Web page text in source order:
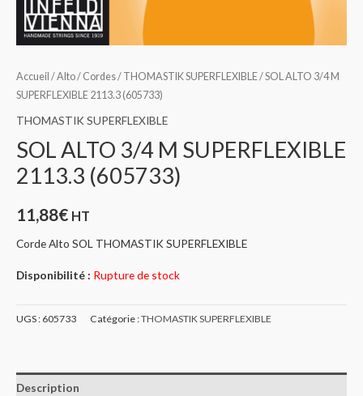
Accueil /Alto/ Cordes/ THOMASTIK SUPERFLEXIBLE/ SOL ALTO 3/4 M
SUPERFLEXIBLE 2113.3 (605733)
THOMASTIK SUPERFLEXIBLE
SOL ALTO 3/4 M SUPERFLEXIBLE
2113.3 (605733)
11,88€ HT
Corde Alto SOL THOMASTIK SUPERFLEXIBLE
Disponibilité : Rupture de stock
UGS : 605733 Catégorie :THOMASTIK SUPERFLEXIBLE
Description